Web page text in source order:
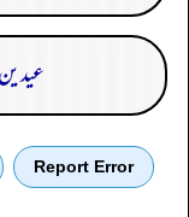
Report Error